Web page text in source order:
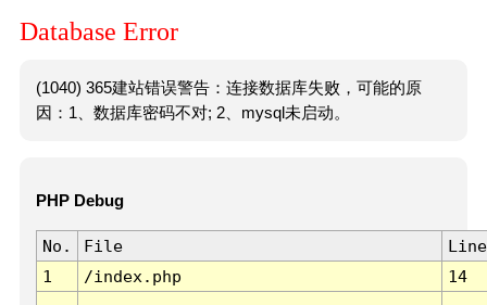
Database Error
(1040) 365建站错误警告：连接数据库失败，可能的原
因：1、数据库密码不对; 2、mysql未启动。
PHP Debug
No. File
Line
1
/index.php 14